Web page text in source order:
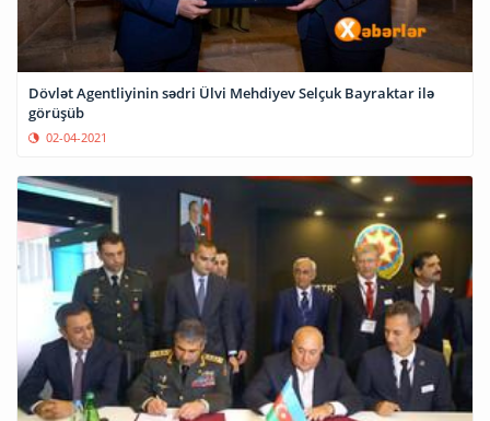
Dövlət Agentliyinin sədri Ülvi Mehdiyev Selçuk Bayraktar ilə
görüşüb
02-04-2021